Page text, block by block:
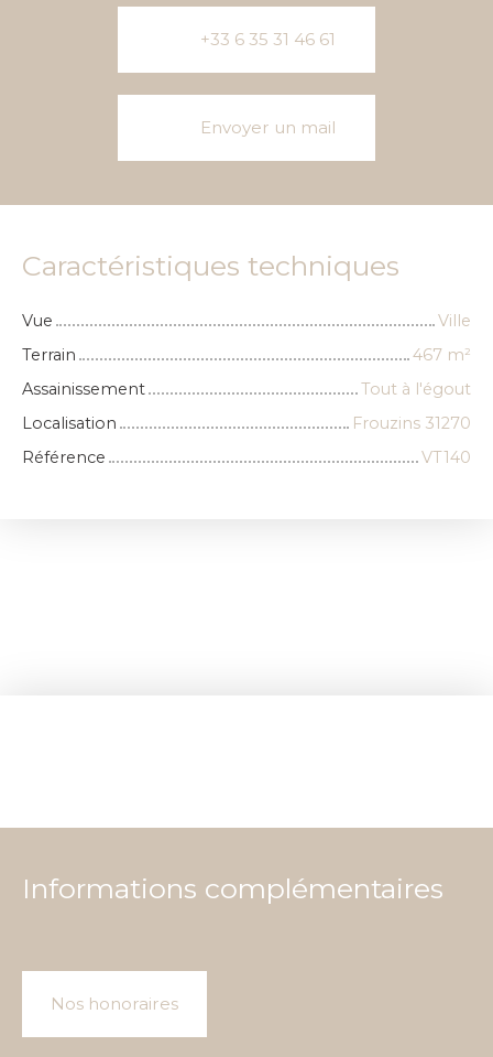
+33 6 35 31 46 61
Envoyer un mail
Caractéristiques techniques
Vue
Ville
Terrain
467 m²
Assainissement
Tout à l'égout
Localisation
Frouzins 31270
Référence
VT140
Informations complémentaires
Nos honoraires